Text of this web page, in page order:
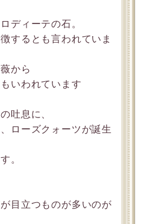
ディーテの石。
するとも言われていま
から
いわれています
吐息に、
ローズクォーツが誕生
。
目立つものが多いのが